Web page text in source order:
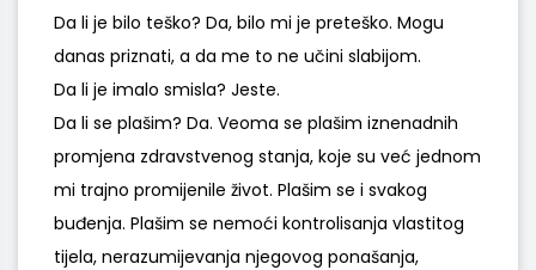
Da li je bilo teško? Da, bilo mi je preteško. Mogu
danas priznati, a da me to ne učini slabijom.
Da li je imalo smisla? Jeste.
Da li se plašim? Da. Veoma se plašim iznenadnih
promjena zdravstvenog stanja, koje su već jednom
mi trajno promijenile život. Plašim se i svakog
buđenja. Plašim se nemoći kontrolisanja vlastitog
tijela, nerazumijevanja njegovog ponašanja,